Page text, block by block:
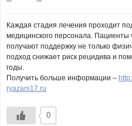
Каждая стадия лечения проходит
медицинского персонала. Пациенты
получают поддержку не только
подход снижает риск рецидива и
годы.
Получить больше информации –
ryazani17.ru
0